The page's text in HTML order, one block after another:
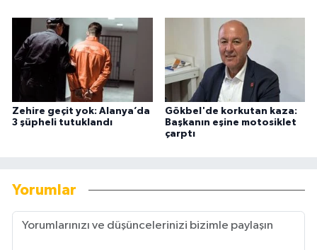
Zehire geçit yok: Alanya’da
3 şüpheli tutuklandı
Gökbel'de korkutan kaza:
Başkanın eşine motosiklet
çarptı
Yorumlar